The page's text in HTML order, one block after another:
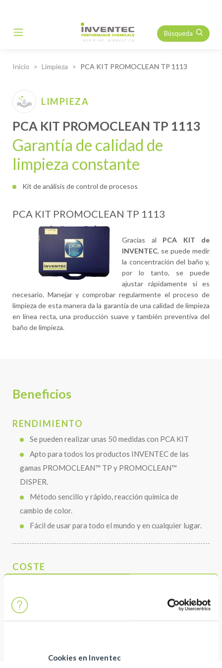
Cookies en Inventec
Main Navigation Búsqueda
Inicio Limpieza PCA KIT PROMOCLEAN TP 1113
LIMPIEZA
PCA KIT PROMOCLEAN TP 1113
Garantía de calidad de
limpieza constante
Kit de análisis de control de procesos
PCA KIT PROMOCLEAN TP 1113
Gracias al PCA KIT de
INVENTEC, se puede medir
la concentración del baño y,
por lo tanto, se puede
ajustar rápidamente si es
necesario. Manejar y comprobar regularmente el proceso de
limpieza de esta manera da la garantía de una calidad de limpieza
en línea recta, una producción suave y también preventiva del
baño de limpieza.
Beneficios
RENDIMIENTO
Se pueden realizar unas 50 medidas con PCA KIT
Apto para todos los productos INVENTEC de las
gamas PROMOCLEAN™ TP y PROMOCLEAN™
DISPER.
Método sencillo y rápido, reacción química de
cambio de color.
Fácil de usar para todo el mundo y en cualquier lugar.
COSTE
concentración de un baño PROMOCLEAN™.